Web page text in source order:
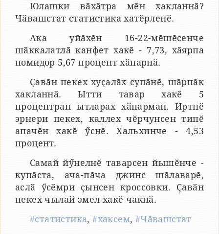
Юлашки вӑхӑтра мӗн хакланнӑ?
Чӑвашстат статистика хатӗрленӗ.
Ака уйӑхӗн 16-22-мӗшӗсенче
шӑккалатлӑ канфет хакӗ - 7,73, хӑярпа
помидор 5,67 процент хӑпарнӑ.
Ҫавӑн пекех хуҫалӑх супӑнӗ, шӑрпӑк
хакланнӑ. Ытти тавар хакӗ 5
процентран ытларах хӑпарман. Иртнӗ
эрнери пекех, каллех чӗрчунсен типӗ
апачӗн хакӗ ӳснӗ. Хальхинче - 4,53
процент.
Самай йӳнелнӗ таварсен йышӗнче -
купӑста, ача-пӑча джинс шӑлаварӗ,
аслӑ ӳсӗмри ҫынсен кроссовки. Ҫавӑн
пекех чылай эмел хакӗ чакнӑ.
#статистика,#хаксем, #Чӑвашстат